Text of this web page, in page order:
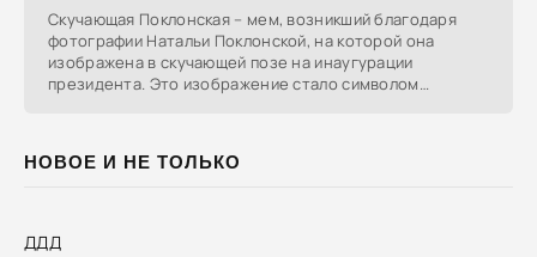
НОВОЕ И НЕ ТОЛЬКО
ДДД
Скучающая Поклонская – мем, возникший благодаря
фотографии Натальи Поклонской, на которой она
изображена в скучающей позе на инаугурации
президента. Это изображение стало символом